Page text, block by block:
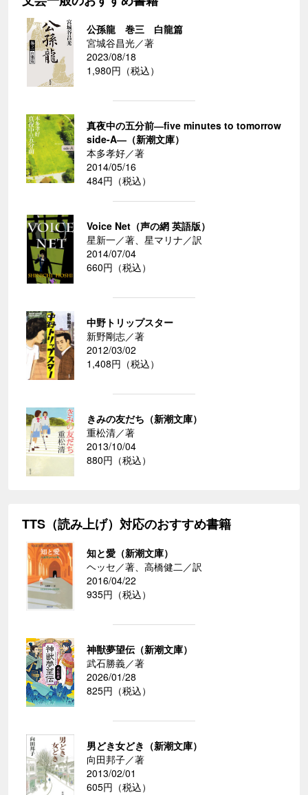
公孫龍 巻三 白龍篇
宮城谷昌光／著
2023/08/18
1,980円（税込）
真夜中の五分前―five minutes to tomorrow
side-A―（新潮文庫）
本多孝好／著
2014/05/16
484円（税込）
Voice Net（声の網 英語版）
星新一／著、星マリナ／訳
2014/07/04
660円（税込）
中野トリップスター
新野剛志／著
2012/03/02
1,408円（税込）
きみの友だち（新潮文庫）
重松清／著
2013/10/04
880円（税込）
TTS（読み上げ）対応のおすすめ書籍
知と愛（新潮文庫）
ヘッセ／著、高橋健二／訳
2016/04/22
935円（税込）
神獣夢望伝（新潮文庫）
武石勝義／著
2026/01/28
825円（税込）
男どき女どき（新潮文庫）
向田邦子／著
2013/02/01
605円（税込）